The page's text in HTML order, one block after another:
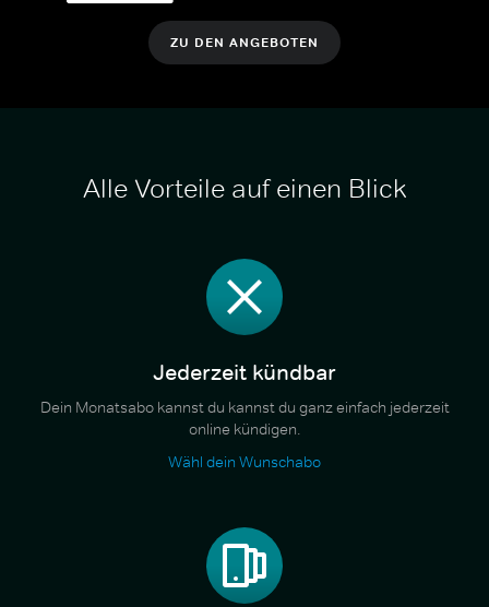
ZU DEN ANGEBOTEN
Alle Vorteile auf einen Blick
Jederzeit kündbar
Dein Monatsabo kannst du kannst du ganz einfach jederzeit
online kündigen.
Wähl dein Wunschabo